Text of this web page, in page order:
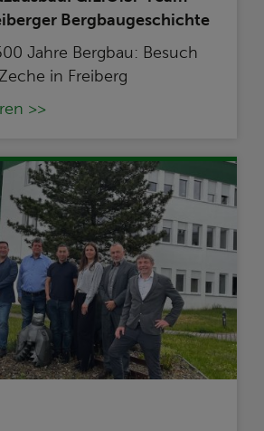
Bergbaugeschichte
Jahre Bergbau: Besuch
in Freiberg
>>